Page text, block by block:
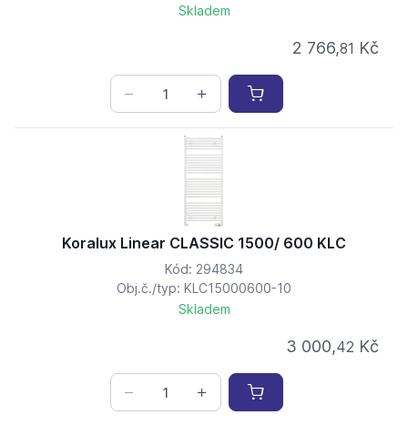
Skladem
2 766,81 Kč
Koralux Linear CLASSIC 1500/ 600 KLC
Kód: 294834
Obj.č./typ: KLC15000600-10
Skladem
3 000,42 Kč